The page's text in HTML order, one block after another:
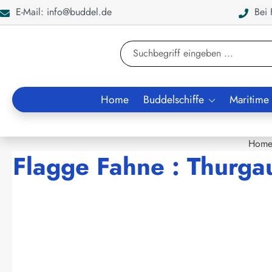
Zur Suche springen
E-Mail: info@buddel.de Bei
Home Buddelschiffe
Home
Flagge Fahne :